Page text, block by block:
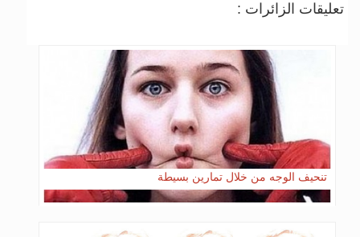
تعليقات الزائرات :
تنحيف الوجه من خلال تمارين بسيطة